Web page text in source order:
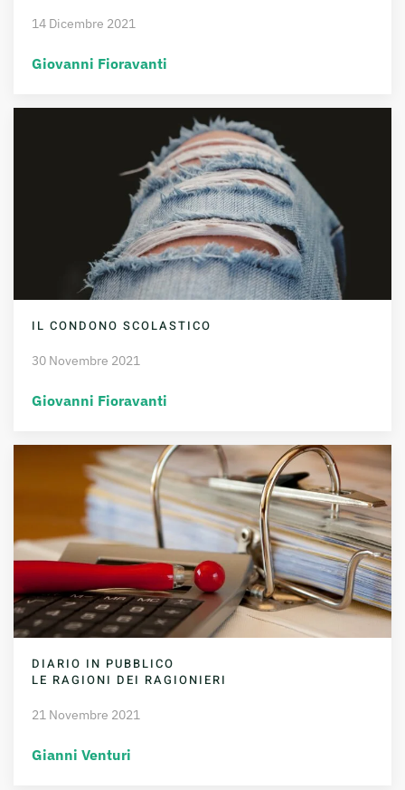
14 Dicembre 2021
Giovanni Fioravanti
IL CONDONO SCOLASTICO
30 Novembre 2021
Giovanni Fioravanti
DIARIO IN PUBBLICO
LE RAGIONI DEI RAGIONIERI
21 Novembre 2021
Gianni Venturi